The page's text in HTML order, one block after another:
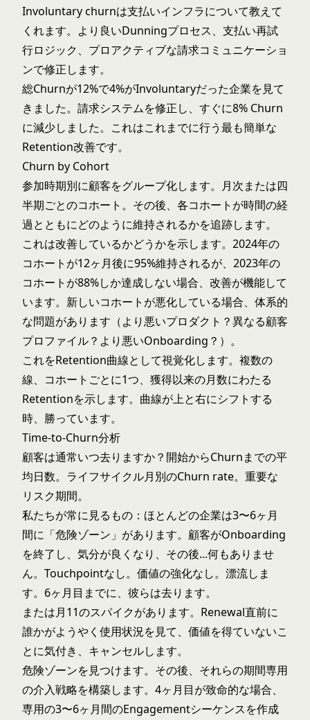
Involuntary churnは支払いインフラについて教えて
くれます。より良いDunningプロセス、支払い再試
行ロジック、プロアクティブな請求コミュニケーショ
ンで修正します。
総Churnが12%で4%がInvoluntaryだった企業を見て
きました。請求システムを修正し、すぐに8% Churn
に減少しました。これはこれまでに行う最も簡単な
Retention改善です。
Churn by Cohort
参加時期別に顧客をグループ化します。月次または四
半期ごとのコホート。その後、各コホートが時間の経
過とともにどのように維持されるかを追跡します。
これは改善しているかどうかを示します。2024年の
コホートが12ヶ月後に95%維持されるが、2023年の
コホートが88%しか達成しない場合、改善が機能して
います。新しいコホートが悪化している場合、体系的
な問題があります（より悪いプロダクト？異なる顧客
プロファイル？より悪いOnboarding？）。
これをRetention曲線として視覚化します。複数の
線、コホートごとに1つ、獲得以来の月数にわたる
Retentionを示します。曲線が上と右にシフトする
時、勝っています。
Time-to-Churn分析
顧客は通常いつ去りますか？開始からChurnまでの平
均日数。ライフサイクル月別のChurn rate。重要な
リスク期間。
私たちが常に見るもの：ほとんどの企業は3〜6ヶ月
間に「危険ゾーン」があります。顧客がOnboarding
を終了し、気分が良くなり、その後...何もありませ
ん。Touchpointなし。価値の強化なし。漂流しま
す。6ヶ月目までに、彼らは去ります。
または月11のスパイクがあります。Renewal直前に
誰かがようやく使用状況を見て、価値を得ていないこ
とに気付き、キャンセルします。
危険ゾーンを見つけます。その後、それらの期間専用
の介入戦略を構築します。4ヶ月目が致命的な場合、
専用の3〜6ヶ月間のEngagementシーケンスを作成